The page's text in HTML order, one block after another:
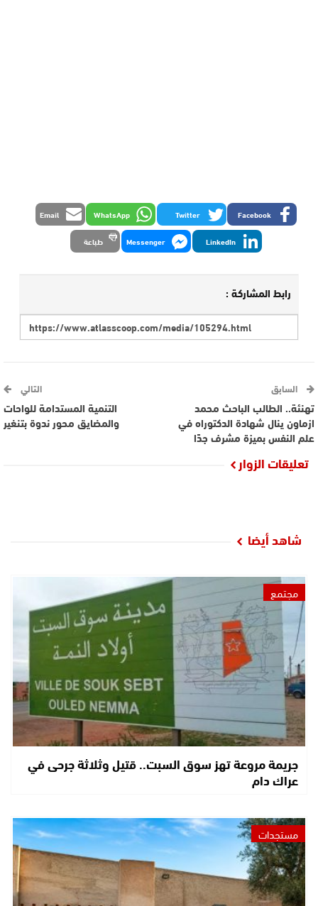
Facebook
Twitter
WhatsApp
Email
LinkedIn
Messenger طباعة
رابط المشاركة :
السابق
تهنئة.. الطالب الباحث محمد
ازماون ينال شهادة الدكتوراه في
علم النفس بميزة مشرف جدًا
التالي
التنمية المستدامة للواحات
والمضايق محور ندوة بتنغير
تعليقات الزوار
شاهد أيضا
مجتمع
جريمة مروعة تهز سوق السبت.. قتيل وثلاثة جرحى في
عراك دام
مستجدات